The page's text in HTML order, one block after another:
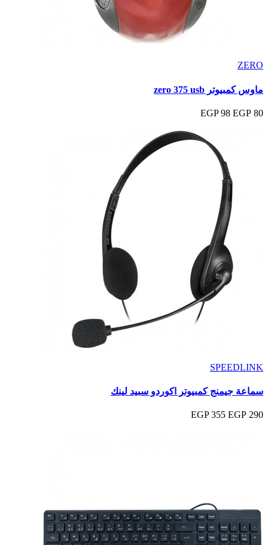
ZERO
ماوس كمبيوتر zero 375 usb
80 EGP
98 EGP
SPEEDLINK
سماعة جيمنج كمبيوتر اكوردو سبيد لينك
290 EGP
355 EGP